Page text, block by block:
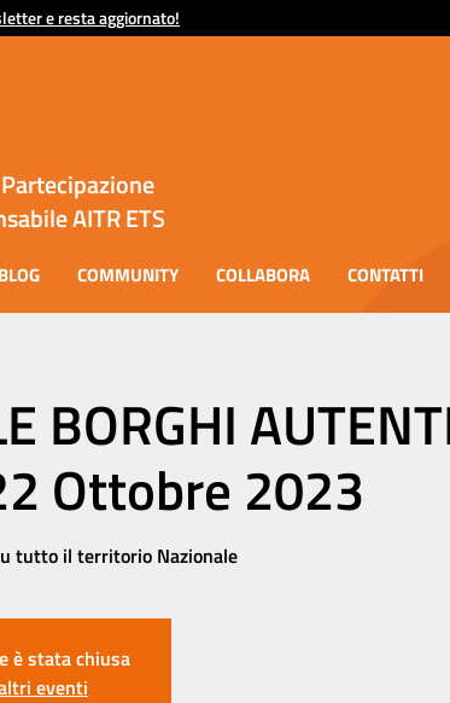
e resta aggiornato!
AITR ETS
BLOG COMMUNITY COLLABORA CONTATTI
BORGHI
Ottobre 2023
tutto il territorio Nazionale
è stata chiusa
eventi